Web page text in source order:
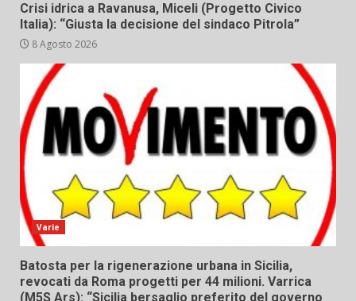
Crisi idrica a Ravanusa, Miceli (Progetto Civico
Italia): “Giusta la decisione del sindaco Pitrola”
8 Agosto 2026
Varie
Batosta per la rigenerazione urbana in Sicilia,
revocati da Roma progetti per 44 milioni. Varrica
(M5S Ars): “Sicilia bersaglio preferito del governo